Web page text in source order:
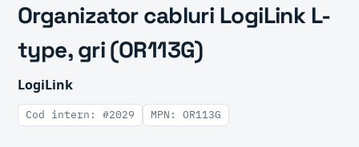
Organizator cabluri LogiLink L-
type, gri (OR113G)
LogiLink
Cod intern: #2029 MPN: OR113G